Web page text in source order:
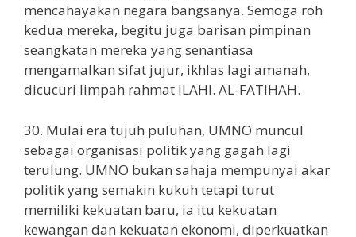
mencahayakan negara bangsanya. Semoga roh
kedua mereka, begitu juga barisan pimpinan
seangkatan mereka yang senantiasa
mengamalkan sifat jujur, ikhlas lagi amanah,
dicucuri limpah rahmat ILAHI. AL-FATIHAH.
30. Mulai era tujuh puluhan, UMNO muncul
sebagai organisasi politik yang gagah lagi
terulung. UMNO bukan sahaja mempunyai akar
politik yang semakin kukuh tetapi turut
memiliki kekuatan baru, ia itu kekuatan
kewangan dan kekuatan ekonomi, diperkuatkan